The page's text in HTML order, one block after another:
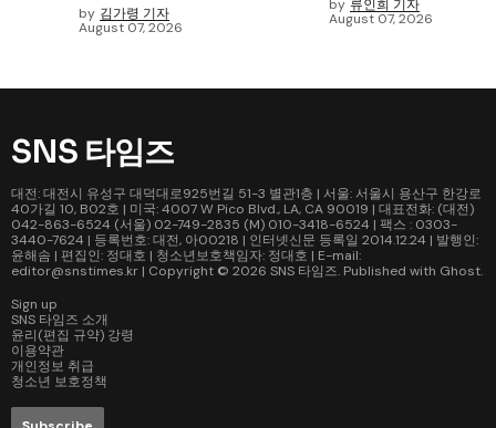
by 김가령 기자
August 07, 2026
by 류인희 기자
August 07, 2026
SNS 타임즈
대전: 대전시 유성구 대덕대로925번길 51-3 별관1층 | 서울: 서울시 용산구 한강로
40가길 10, B02호 | 미국: 4007 W Pico Blvd., LA, CA 90019 | 대표전화: (대전)
042-863-6524 (서울) 02-749-2835 (M) 010-3418-6524 | 팩스 : 0303-
3440-7624 | 등록번호: 대전, 아00218 | 인터넷신문 등록일 2014.12.24 | 발행인:
윤해솜 | 편집인: 정대호 | 청소년보호책임자: 정대호 | E-mail:
editor@snstimes.kr | Copyright © 2026 SNS 타임즈. Published with Ghost.
Sign up
SNS 타임즈 소개
윤리(편집 규약) 강령
이용약관
개인정보 취급
청소년 보호정책